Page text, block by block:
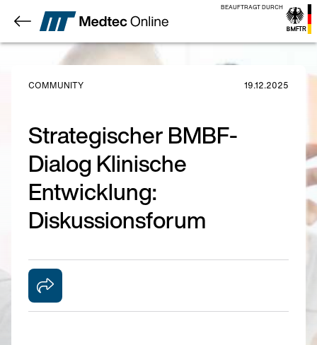
BEAUFTRAGT DURCH
COMMUNITY 19.12.2025
Strategischer BMBF-
Dialog Klinische
Entwicklung:
Diskussionsforum